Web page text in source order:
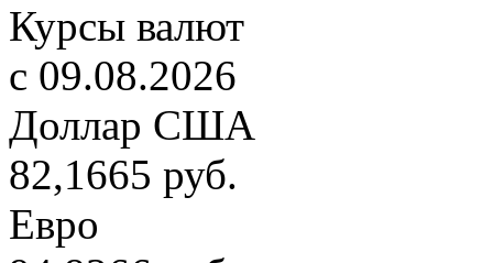
Курсы валют
c 09.08.2026
Доллар США
82,1665 руб.
Евро